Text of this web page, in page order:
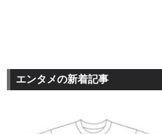
エンタメの新着記事